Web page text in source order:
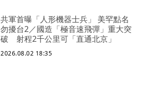
共軍首曝「人形機器士兵」 美罕點名
勿擾台2／國造「極音速飛彈」重大突
破 射程2千公里可「直通北京」
2026.08.02 18:35